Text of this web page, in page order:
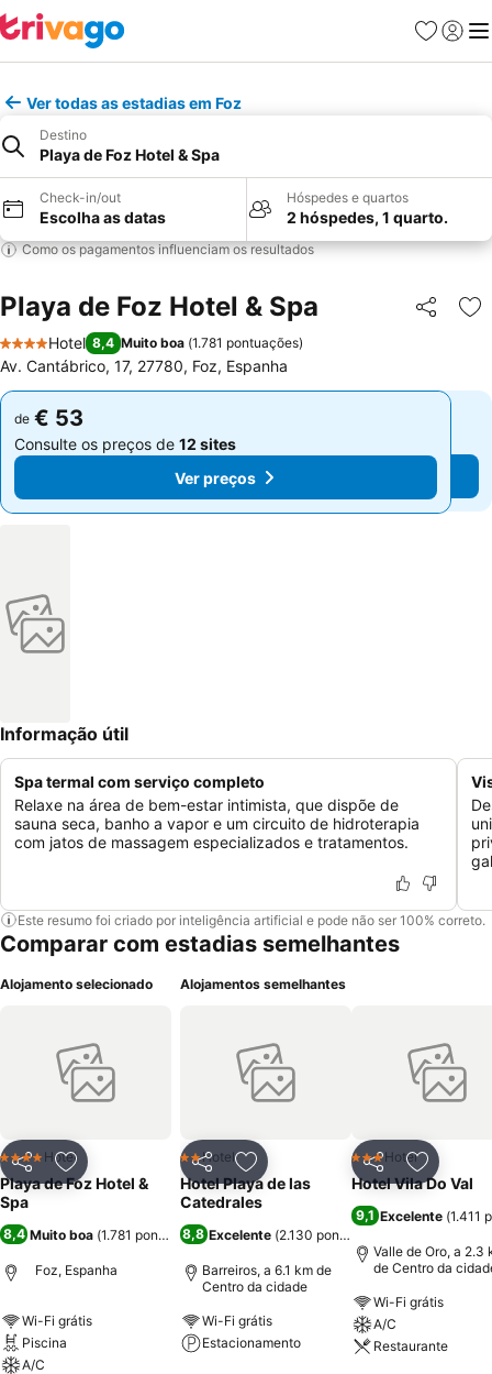
Favoritos
Iniciar
Ver todas as estadias em Foz
Destino
Playa de Foz Hotel & Spa
Check-in/out
Escolha as datas
Hóspedes e quartos
2 hóspedes, 1 quarto.
Como os pagamentos influenciam os resultados
Playa de Foz Hotel & Spa Partilhar
4 Estrelas
Hotel 8,4 Muito boa (1.781 pontuações)
Av. Cantábrico, 17, 27780, Foz, Espanha
de € 53
Consulte os preços de 12 sites
Ver preços
de € 53
Consulte os preços de 12 sites
Ver preços
Informação útil
Spa termal com serviço completo
Relaxe na área de bem-estar intimista, que dispõe de
sauna seca, banho a vapor e um circuito de hidroterapia
com jatos de massagem especializados e tratamentos.
Este resumo foi criado por inteligência artificial e pode não ser 100% correto.
Comparar com estadias semelhantes
Alojamento selecionado
PartilharAdicionar aos favoritos
4 EstrelasHotel
Playa de Foz Hotel &
Spa
8,4 Muito boa (1.781 pontuações)
Foz, Espanha
Wi-Fi grátis
Piscina
A/C
Alojamentos semelhantes
PartilharAdicionar aos favoritos
2 Estrelas
Hotel
Hotel Playa de las
Catedrales
8,8 Excelente (2.130 pontuações
Barreiros, a 6.1 km de
Centro da cidade
Wi-Fi grátis
Estacionamento
Partilhar
3 Estrelas
Hotel
Hotel Vila Do Val
9,1 Excelente (1.411
Valle de Oro, a 2.3
de Centro da
Wi-Fi grátis
A/C
Restaurante